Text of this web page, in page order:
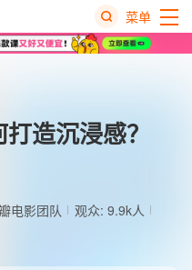
菜单
造沉浸感？
电影团队
观众: 9.9k人